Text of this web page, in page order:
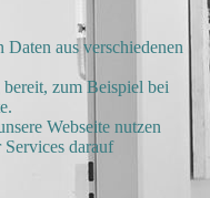
Daten aus verschiedenen
zum Beispiel bei
Webseite nutzen
darauf